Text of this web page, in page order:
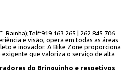
Rainha);Telf:919 163 265 | 262 845 706
e visão, opera em todas as áreas
e inovador. A Bike Zone proporciona
que valoriza o serviço de alta
do Brinquinho e respetivos